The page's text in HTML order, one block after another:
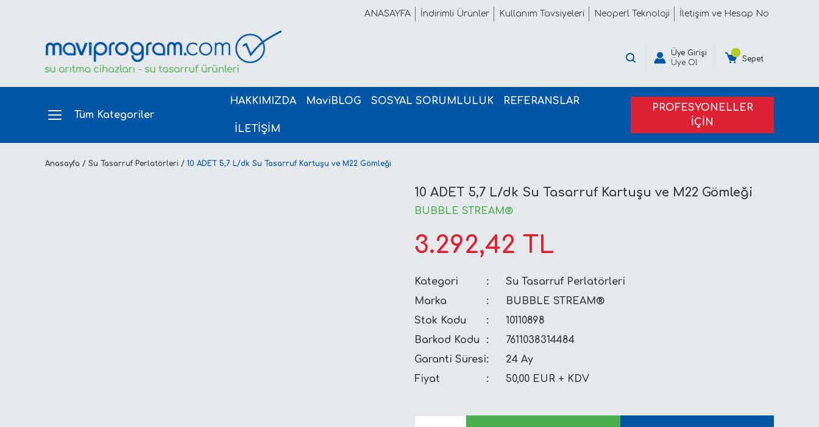
ANASAYFA İndirimli Ürünler Kullanım Tavsiyeleri Neoperl Teknoloji İletişim ve Hesap No
Üye Girişi
Üye Ol
Sepet
Tüm Kategoriler
HAKKIMIZDA MaviBLOG SOSYAL SORUMLULUK REFERANSLAR
İLETİŞİM
PROFESYONELLER
İÇİN
Anasayfa Su Tasarruf Perlatörleri 10 ADET 5,7 L/dk Su Tasarruf Kartuşu ve M22 Gömleği
10 ADET 5,7 L/dk Su Tasarruf Kartuşu ve M22 Gömleği
BUBBLE STREAM®
3.292,42 TL
Kategori
Su Tasarruf Perlatörleri
Marka
BUBBLE STREAM®
Stok Kodu
10110898
Barkod Kodu
7611038314484
Garanti Süresi
24 Ay
Fiyat
50,00 EUR + KDV